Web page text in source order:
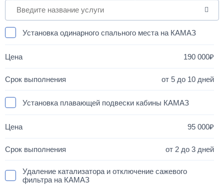
Установка одинарного спального места на КАМАЗ
190 000
от 5 до 10 дней
Установка плавающей подвески кабины КАМАЗ
95 000
от 2 до 3 дней
Удаление катализатора и отключение сажевого
фильтра на КАМАЗ